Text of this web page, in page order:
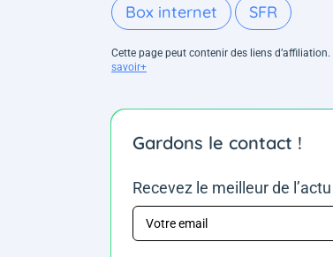
Box internet SFR
Cette page peut contenir des liens
savoir+
Gardons le contact !
Recevez le meilleur de